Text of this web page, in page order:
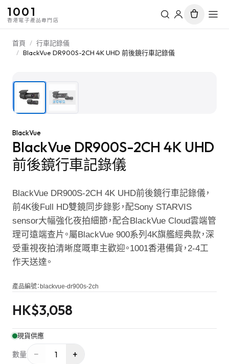
1001
香港電子產品專門店
首頁 / 行車記錄儀
/ BlackVue DR900S-2CH 4K UHD 前後鏡行車記錄儀
BlackVue
BlackVue DR900S-2CH 4K UHD
前後鏡行車記錄儀
BlackVue DR900S-2CH 4K UHD前後鏡行車記錄儀，
前4K後Full HD雙鏡同步錄影，配Sony STARVIS
sensor大幅強化夜拍細節，配合BlackVue Cloud雲端管
理可遠端查片。屬BlackVue 900系列4K旗艦經典款，深
受重視夜拍清晰度嘅車主歡迎。1001香港備貨，2-4工
作天送達。
產品編號： blackvue-dr900s-2ch
HK$3,058
現貨供應
數量 − 1 +